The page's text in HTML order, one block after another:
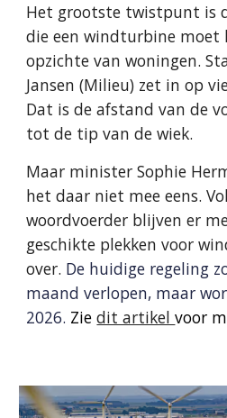
Het grootste twistpunt is
die een windturbine moet
opzichte van woningen.
Jansen (Milieu) zet in op
Dat is de afstand van de
tot de tip van de wiek.
Maar minister Sophie
het daar niet mee eens.
woordvoerder blijven er
geschikte plekken voor
over. De huidige regeling
maand verlopen, maar
2026. Ziedit artikelvoor